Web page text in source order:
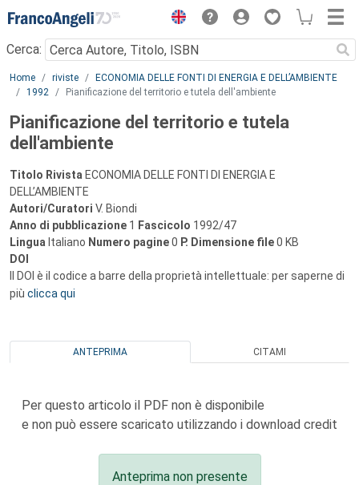
Menu
Cerca:
Main content
Home riviste
ECONOMIA DELLE FONTI DI ENERGIA E DELL’AMBIENTE
1992
Pianificazione del territorio e tutela dell'ambiente
Pianificazione del territorio e tutela
dell'ambiente
Titolo Rivista ECONOMIA DELLE FONTI DI ENERGIA E
DELL’AMBIENTE
Autori/Curatori V. Biondi
Anno di pubblicazione 1 Fascicolo 1992/47
Lingua Italiano Numero pagine0 P. Dimensione file0 KB
DOI
Il DOI è il codice a barre della proprietà intellettuale: per saperne di
più clicca qui
ANTEPRIMA CITAMI
Per questo articolo il PDF non è disponibile
e non può essere scaricato utilizzando i download credit
Anteprima non presente